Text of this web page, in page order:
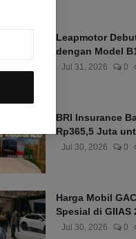
Leapmotor
dengan Model
Jul 31, 2026 0
BRI Insurance
Rp365,5 Juta
Jul 30, 2026 0
Harga Mobil
Spesial di GIIAS
Jul 30, 2026 0